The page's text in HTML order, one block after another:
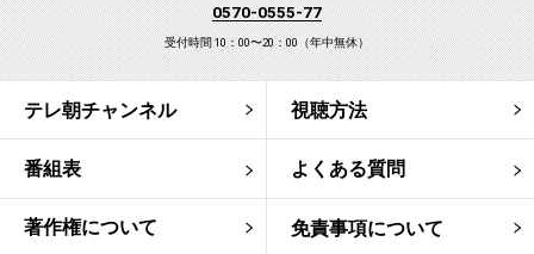
0570-0555-77
受付時間 10：00〜20：00（年中無休）
テレ朝チャンネル 視聴方法
番組表 よくある質問
著作権について 免責事項について